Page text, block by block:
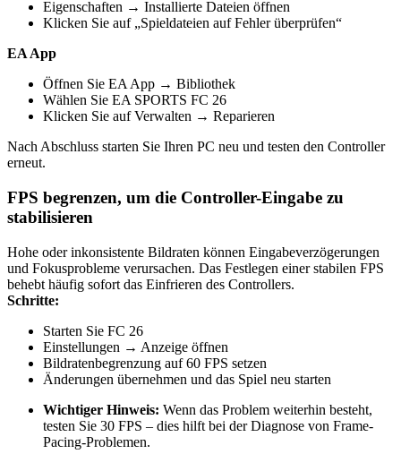
Eigenschaften → Installierte Dateien öffnen
Klicken Sie auf „Spieldateien auf Fehler überprüfen“
EA App
Öffnen Sie EA App → Bibliothek
Wählen Sie EA SPORTS FC 26
Klicken Sie auf Verwalten → Reparieren
Nach Abschluss starten Sie Ihren PC neu und testen den Controller
erneut.
FPS begrenzen, um die Controller-Eingabe zu
stabilisieren
Hohe oder inkonsistente Bildraten können Eingabeverzögerungen
und Fokusprobleme verursachen. Das Festlegen einer stabilen FPS
behebt häufig sofort das Einfrieren des Controllers.
Schritte:
Starten Sie FC 26
Einstellungen → Anzeige öffnen
Bildratenbegrenzung auf 60 FPS setzen
Änderungen übernehmen und das Spiel neu starten
Wichtiger Hinweis: Wenn das Problem weiterhin besteht,
testen Sie 30 FPS – dies hilft bei der Diagnose von Frame-
Pacing-Problemen.